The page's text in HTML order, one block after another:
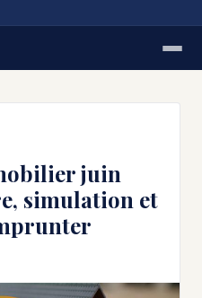
juin
simulation et